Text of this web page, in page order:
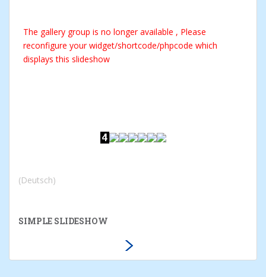
The gallery group is no longer available , Please
reconfigure your widget/shortcode/phpcode which
displays this slideshow
(Deutsch)
SIMPLE SLIDESHOW